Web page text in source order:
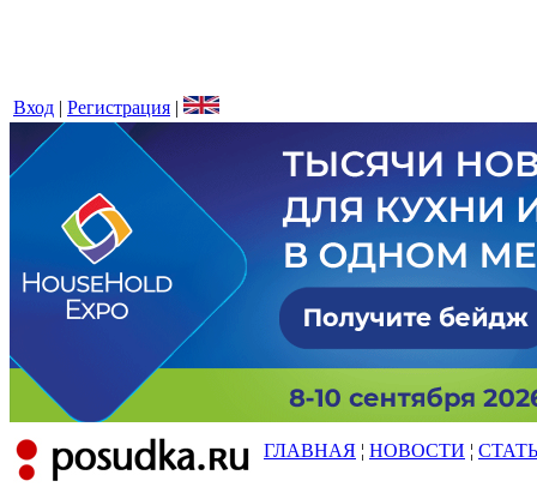
Вход | Регистрация |
ГЛАВНАЯ ¦ НОВОСТИ ¦